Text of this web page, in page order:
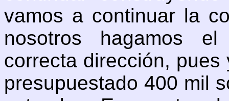
vamos a continuar la
nosotros hagamos
correcta dirección,
presupuestado 400 mil